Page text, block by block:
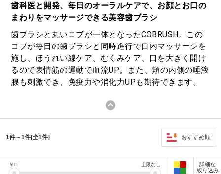
歯科医と開発、毎日のオーラルケアで、お顔とお口の
まわりをマッサージできる美容歯ブラシ
歯ブラシと丸いコブが一体となったCOBRUSH。この
コブが毎日の歯ブラシと同時進行で口内マッサージを
施し、ほうれい線ケア、むくみケア、口を大きく開け
るので表情筋の運動で血流UP。また、頬の内側の唾液
腺も刺激でき、免疫力や消化力UPも期待できます。
1件～1件[全1件] おすすめ順
￥0 上限なし
詳細な
絞り込み